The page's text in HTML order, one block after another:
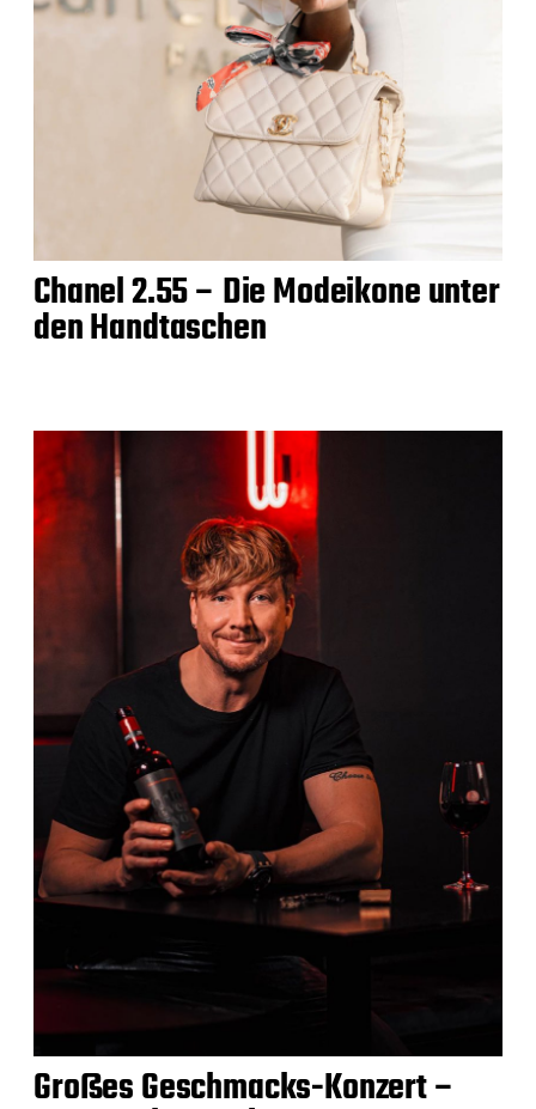
Chanel 2.55 – Die Modeikone unter
den Handtaschen
Großes Geschmacks-Konzert –